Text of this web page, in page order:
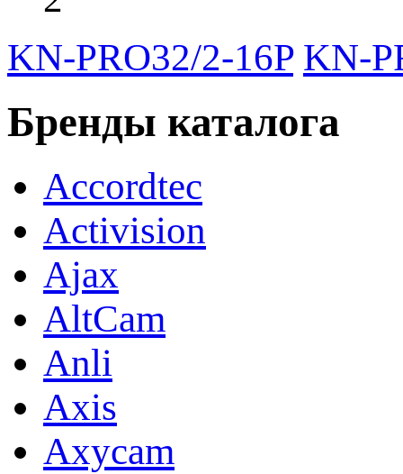
KN-PRO32/2-16P KN-
Бренды каталога
Accordtec
Activision
Ajax
AltCam
Anli
Axis
Axycam